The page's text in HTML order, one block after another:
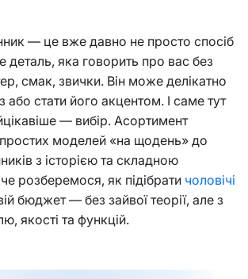
— це вже давно не просто спосіб
деталь, яка говорить про вас без
смак, звички. Він може делікатно
або стати його акцентом. І саме тут
— вибір. Асортимент
простих моделей «на щодень» до
з історією та складною
розберемося, як підібрати чоловічі
бюджет — без зайвої теорії, але з
якості та функцій.